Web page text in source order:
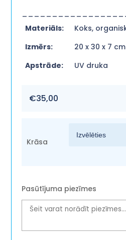
Materiāls:
Koks,
Izmērs:
20 x 30 x 7 cm
Apstrāde:
UV druka
€35,00
Krāsa
Pasūtījuma piezīmes